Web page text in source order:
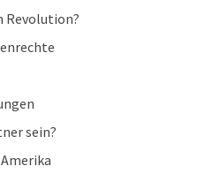
Revolution?
sein?